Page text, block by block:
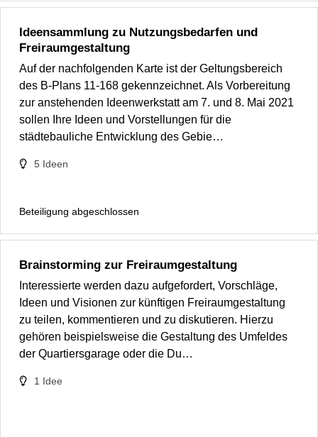
Ideensammlung zu Nutzungsbedarfen und
Freiraumgestaltung
Auf der nachfolgenden Karte ist der Geltungsbereich
des B-Plans 11-168 gekennzeichnet. Als Vorbereitung
zur anstehenden Ideenwerkstatt am 7. und 8. Mai 2021
sollen Ihre Ideen und Vorstellungen für die
städtebauliche Entwicklung des Gebie…
5 Ideen
Beteiligung abgeschlossen
Brainstorming zur Freiraumgestaltung
Interessierte werden dazu aufgefordert, Vorschläge,
Ideen und Visionen zur künftigen Freiraumgestaltung
zu teilen, kommentieren und zu diskutieren. Hierzu
gehören beispielsweise die Gestaltung des Umfeldes
der Quartiersgarage oder die Du…
1 Idee